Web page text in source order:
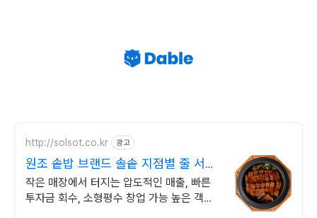
http://solsot.co.kr 광고
원조 솥밥 브랜드 솔솥 지점별 줄 서는
웨이팅 신화
작은 매장에서 터지는 압도적인 매출, 빠른
투자금 회수, 소형평수 창업 가능 높은 객단